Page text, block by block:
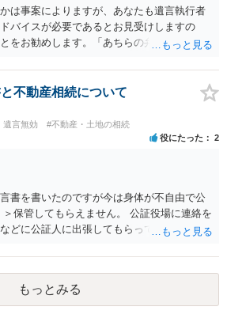
協議書の有無を確認した方がよいでしょ
不動産名義を変更している場合、遺言があ
が作成されているのか、奥様の署名押印が
分割未了の問題として整理すべき場合もあ
謄本、不動産登記簿、固定資産評価証明
し、弁護士に個別に相談した方がよいと思
は事案によりますが、あなたも遺言執行者
バイスが必要であるとお見受けしますの
をお勧めします。「あちらの弁護士」（元
ます。
不動産相続について
遺言無効 #不動産・土地の相続
役にたった 2
書を書いたのですが今は身体が不自由で公
保管してもらえません。 公証役場に連絡を
どに公証人に出張してもらって公正証書を
産名義を父から母に名義変更しておいた方
すがどう思いますか？ 詳細が不明であり何
言内容との関わりもあると思いますので、
個別に相談した方がよいように思います。
もっとみる